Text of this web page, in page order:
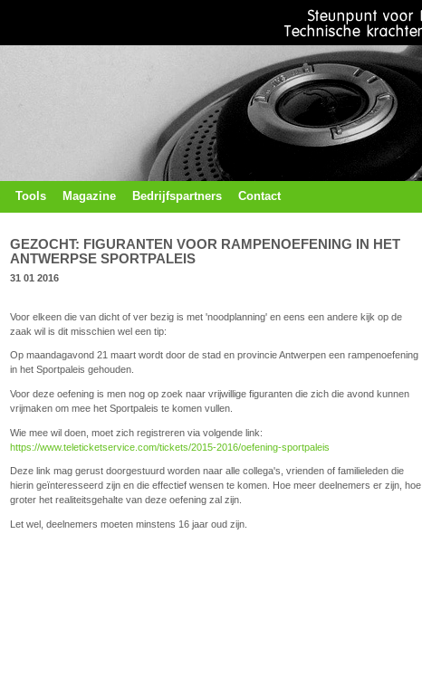
Tools Magazine Bedrijfspartners Contact
GEZOCHT: FIGURANTEN VOOR RAMPENOEFENING IN HET
ANTWERPSE SPORTPALEIS
31 01 2016
Voor elkeen die van dicht of ver bezig is met 'noodplanning' en eens een andere kijk op de
zaak wil is dit misschien wel een tip:
Op maandagavond 21 maart wordt door de stad en provincie Antwerpen een rampenoefening
in het Sportpaleis gehouden.
Voor deze oefening is men nog op zoek naar vrijwillige figuranten die zich die avond kunnen
vrijmaken om mee het Sportpaleis te komen vullen.
Wie mee wil doen, moet zich registreren via volgende link:
https://www.teleticketservice.com/tickets/2015-2016/oefening-sportpaleis
Deze link mag gerust doorgestuurd worden naar alle collega's, vrienden of familieleden die
hierin geïnteresseerd zijn en die effectief wensen te komen. Hoe meer deelnemers er zijn, hoe
groter het realiteitsgehalte van deze oefening zal zijn.
Let wel, deelnemers moeten minstens 16 jaar oud zijn.